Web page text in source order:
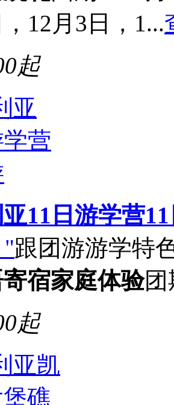
，12月3日，1...
起
11日游学营
"跟团游游学特
寄宿家庭体验团
起